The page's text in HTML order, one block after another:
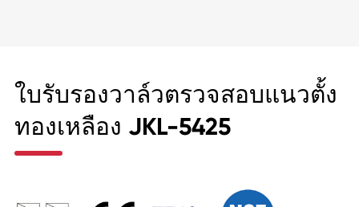
ใบรับรองวาล์วตรวจสอบแนวตั้ง
ทองเหลือง JKL-5425